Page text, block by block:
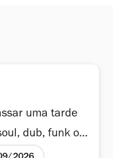
uma tarde
dub, funk ou
Out